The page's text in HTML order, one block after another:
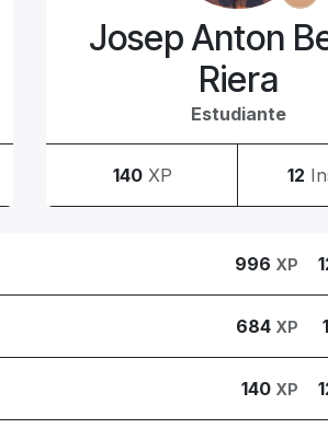
Josep Anton
Riera
Estudiante
140 XP 12
996 XP
684 XP
140 XP